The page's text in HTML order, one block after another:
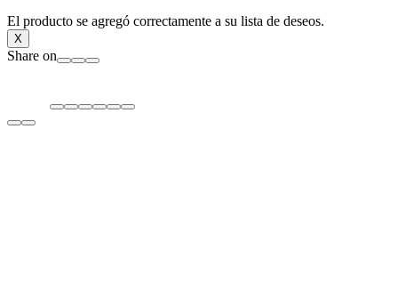
El producto se agregó correctamente a su lista de deseos.
X
Share on